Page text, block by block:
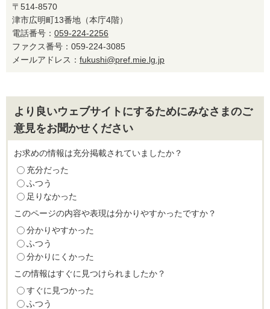
〒514-8570
津市広明町13番地（本庁4階）
電話番号： 059-224-2256
ファクス番号：059-224-3085
メールアドレス： fukushi@pref.mie.lg.jp
より良いウェブサイトにするためにみなさまのご
意見をお聞かせください
お求めの情報は充分掲載されていましたか？
充分だった
ふつう
足りなかった
このページの内容や表現は分かりやすかったですか？
分かりやすかった
ふつう
分かりにくかった
この情報はすぐに見つけられましたか？
すぐに見つかった
ふつう